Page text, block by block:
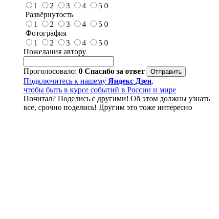
1 2 3 4 5 0
Развёрнутость
1
2 3 4 5 0
Фотография
1
2 3 4 5 0
Пожелания автору
Проголосовало: 0 Спасибо за ответ
Подключитесь к нашему Яндекс Дзен,
чтобы быть в курсе событий в России и мире
Почитал? Поделись с другими! Об этом должны узнать
все, срочно поделись! Другим это тоже интересно